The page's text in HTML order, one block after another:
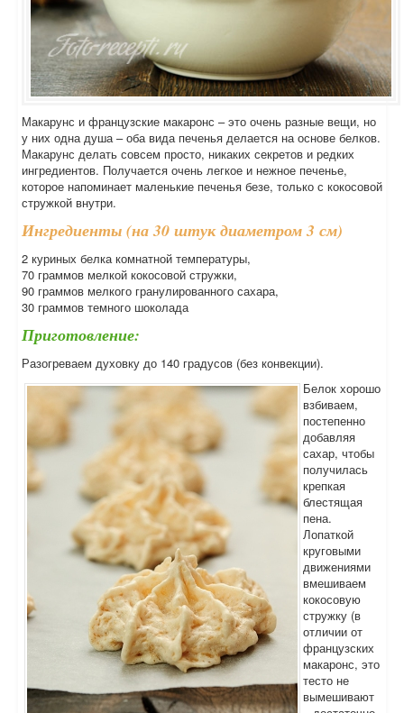
Макарунс и французские макаронс – это очень разные вещи, но
у них одна душа – оба вида печенья делается на основе белков.
Макарунс делать совсем просто, никаких секретов и редких
ингредиентов. Получается очень легкое и нежное печенье,
которое напоминает маленькие печенья безе, только с кокосовой
стружкой внутри.
Ингредиенты (на 30 штук диаметром 3 см)
2 куриных белка комнатной температуры,
70 граммов мелкой кокосовой стружки,
90 граммов мелкого гранулированного сахара,
30 граммов темного шоколада
Приготовление:
Разогреваем духовку до 140 градусов (без конвекции).
Белок хорошо
взбиваем,
постепенно
добавляя
сахар, чтобы
получилась
крепкая
блестящая
пена.
Лопаткой
круговыми
движениями
вмешиваем
кокосовую
стружку (в
отличии от
французских
макаронс, это
тесто не
вымешивают